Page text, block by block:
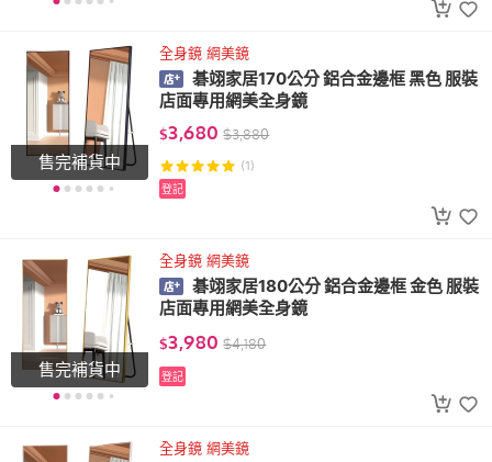
售完補貨中
全身鏡 網美鏡
碁翊家居170公分 鋁合金邊框 黑色 服裝
店面專用網美全身鏡
$3,680 $3,880
(1)
登記
售完補貨中
全身鏡 網美鏡
碁翊家居180公分 鋁合金邊框 金色 服裝
店面專用網美全身鏡
$3,980 $4,180
登記
全身鏡 網美鏡